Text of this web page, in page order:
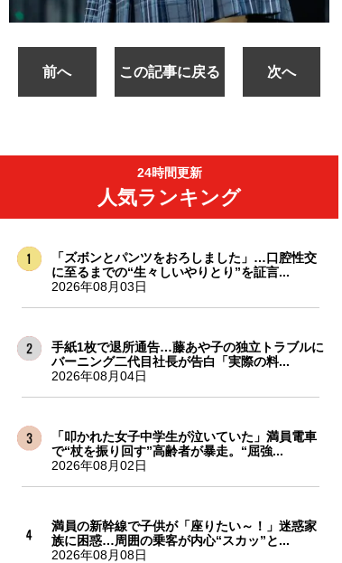
前へ この記事に戻る 次へ
24時間更新
人気ランキング
「ズボンとパンツをおろしました」…口腔性交
に至るまでの“生々しいやりとり”を証言...
2026年08月03日
手紙1枚で退所通告…藤あや子の独立トラブルに
バーニング二代目社長が告白「実際の料...
2026年08月04日
「叩かれた女子中学生が泣いていた」満員電車
で“杖を振り回す”高齢者が暴走。“屈強...
2026年08月02日
満員の新幹線で子供が「座りたい～！」迷惑家
族に困惑…周囲の乗客が内心“スカッ”と...
2026年08月08日